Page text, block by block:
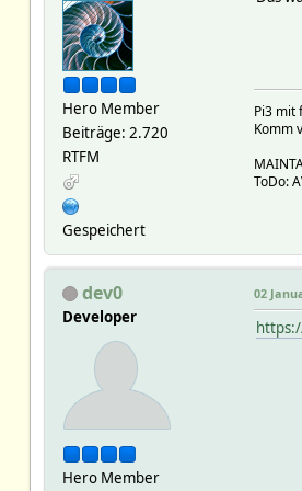
Hero Member
Beiträge: 2.720
RTFM
Gespeichert
Pi3 mit
Komm
ToDo:
dev0
Developer
Hero Member
02